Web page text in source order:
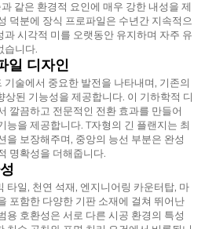
같은 환경적 요인에 매우 강한 내성을 제
덕분에 장식 프로파일은 수년간 지속적으
시각적 미를 오랫동안 유지하며 자주 유
습니다.
일 디자인
기술에서 중요한 발전을 나타내며, 기존의
된 기능성을 제공합니다. 이 기하학적 디
깔끔하고 전문적인 전환 효과를 만들어
능을 제공합니다. T자형의 긴 플랜지는 최
을 보장해주며, 중앙의 능선 부분은 완성
명확성을 더해줍니다.
타일, 천연 석재, 엔지니어링 카운터탑, 마
포함한 다양한 기판 소재에 걸쳐 뛰어난
용 호환성은 서로 다른 시공 환경의 특성